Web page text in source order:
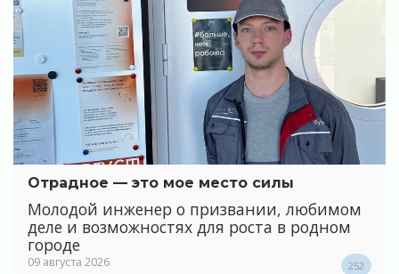
Отрадное — это мое место силы
Молодой инженер о призвании, любимом
деле и возможностях для роста в родном
городе
09 августа 2026 252